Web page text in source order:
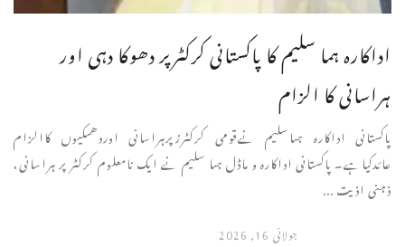
اداکارہ ہما سلیم کا پاکستانی کرکٹرپر دھوکا دہی اور
ہراسانی کا الزام
پاکستانی اداکارہ ہماسلیم نےقومی کرکٹرزپرہراسانی اوردھمکیوں کاالزام
عائدکیاہے۔ پاکستانی اداکارہ و ماڈل ہما سلیم نے ایک نامعلوم کرکٹر پر ہراسانی،
ذہنی اذیت ...
جولائی 16, 2026